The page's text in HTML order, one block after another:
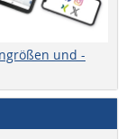
und -